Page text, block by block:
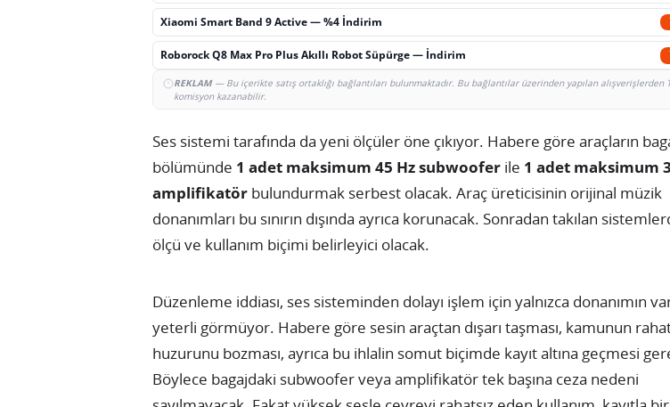
Xiaomi Smart Band 9 Active — %4 İndirim
Roborock Q8 Max Pro Plus Akıllı Robot Süpürge — İndirim
REKLAM— Bu içerikte satış ortaklığı bağlantıları bulunmaktadır. Bu bağlantılar üzerinden yapılan alışverişlerden
komisyon kazanabilir.
Ses sistemi tarafında da yeni ölçüler öne çıkıyor. Habere göre araçların
bölümünde 1 adet maksimum 45 Hz subwoofer ile 1 adet maksimum
amplifikatör bulundurmak serbest olacak. Araç üreticisinin orijinal müzik
donanımları bu sınırın dışında ayrıca korunacak. Sonradan takılan
ölçü ve kullanım biçimi belirleyici olacak.
Düzenleme iddiası, ses sisteminden dolayı işlem için yalnızca donanımın
yeterli görmüyor. Habere göre sesin araçtan dışarı taşması, kamunun
huzurunu bozması, ayrıca bu ihlalin somut biçimde kayıt altına geçmesi
Böylece bagajdaki subwoofer veya amplifikatör tek başına ceza nedeni